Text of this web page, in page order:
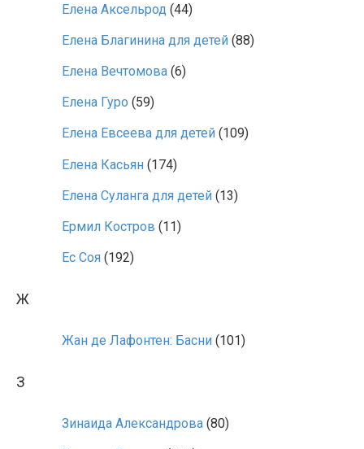
Елена Аксельрод (44)
Елена Благинина для детей (88)
Елена Вечтомова (6)
Елена Гуро (59)
Елена Евсеева для детей (109)
Елена Касьян (174)
Елена Суланга для детей (13)
Ермил Костров (11)
Ес Соя (192)
Ж
Жан де Лафонтен: Басни (101)
З
Зинаида Александрова (80)